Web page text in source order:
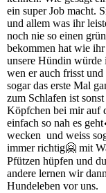
ein super Job macht.
und allem was ihr
noch nie so einen
bekommen hat wie
unsere Hündin würde
wen er auch frisst
sogar das erste Mal
zum Schlafen ist
Köpfchen bei mir auf
einfach so nah es geht
wecken und weiss
immer richtig🤗 mit
Pfützen hüpfen und
andere lernen wir
Hundeleben vor uns.